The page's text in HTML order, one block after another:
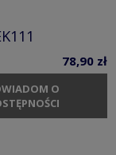
78,90 zł
O